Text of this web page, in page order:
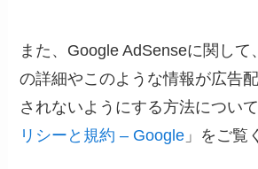
また、Google AdSenseに関して
の詳細やこのような情報が広告
されないようにする方法につい
リシーと規約 – Google 」をご覧